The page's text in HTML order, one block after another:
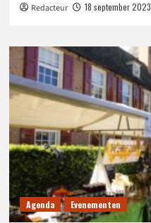
Redacteur 18 september 2023
Agenda Evenementen